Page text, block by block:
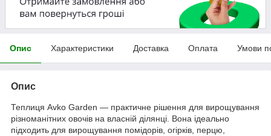
Опис Характеристики Доставка Оплата Умови
Опис
Теплиця Avko Garden — практичне рішення для вирощування
різноманітних овочів на власній ділянці. Вона ідеально
підходить для вирощування помідорів, огірків, перцю,